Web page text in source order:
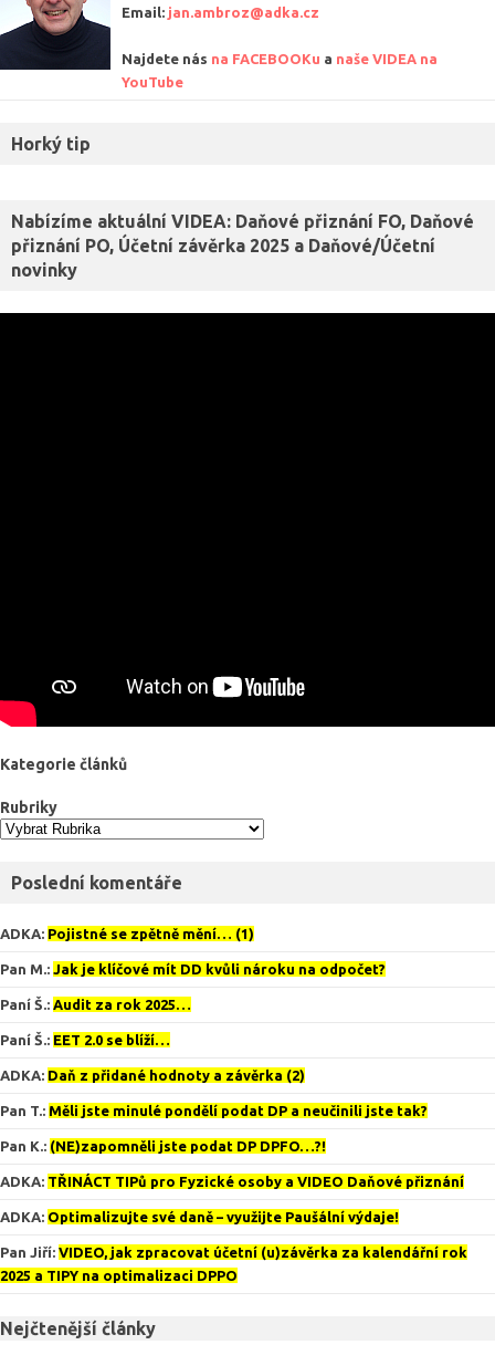
Email: jan.ambroz@adka.cz
Najdete nás na FACEBOOKu a naše VIDEA na
YouTube
Horký tip
Nabízíme aktuální VIDEA: Daňové přiznání FO, Daňové
přiznání PO, Účetní závěrka 2025 a Daňové/Účetní
novinky
Kategorie článků
Rubriky
Poslední komentáře
ADKA: Pojistné se zpětně mění… (1)
Pan M.: Jak je klíčové mít DD kvůli nároku na odpočet?
Paní Š.: Audit za rok 2025…
Paní Š.: EET 2.0 se blíží…
ADKA: Daň z přidané hodnoty a závěrka (2)
Pan T.: Měli jste minulé pondělí podat DP a neučinili jste tak?
Pan K.: (NE)zapomněli jste podat DP DPFO…?!
ADKA: TŘINÁCT TIPů pro Fyzické osoby a VIDEO Daňové přiznání
ADKA: Optimalizujte své daně – využijte Paušální výdaje!
Pan Jiří: VIDEO, jak zpracovat účetní (u)závěrka za kalendářní rok
2025 a TIPY na optimalizaci DPPO
Nejčtenější články